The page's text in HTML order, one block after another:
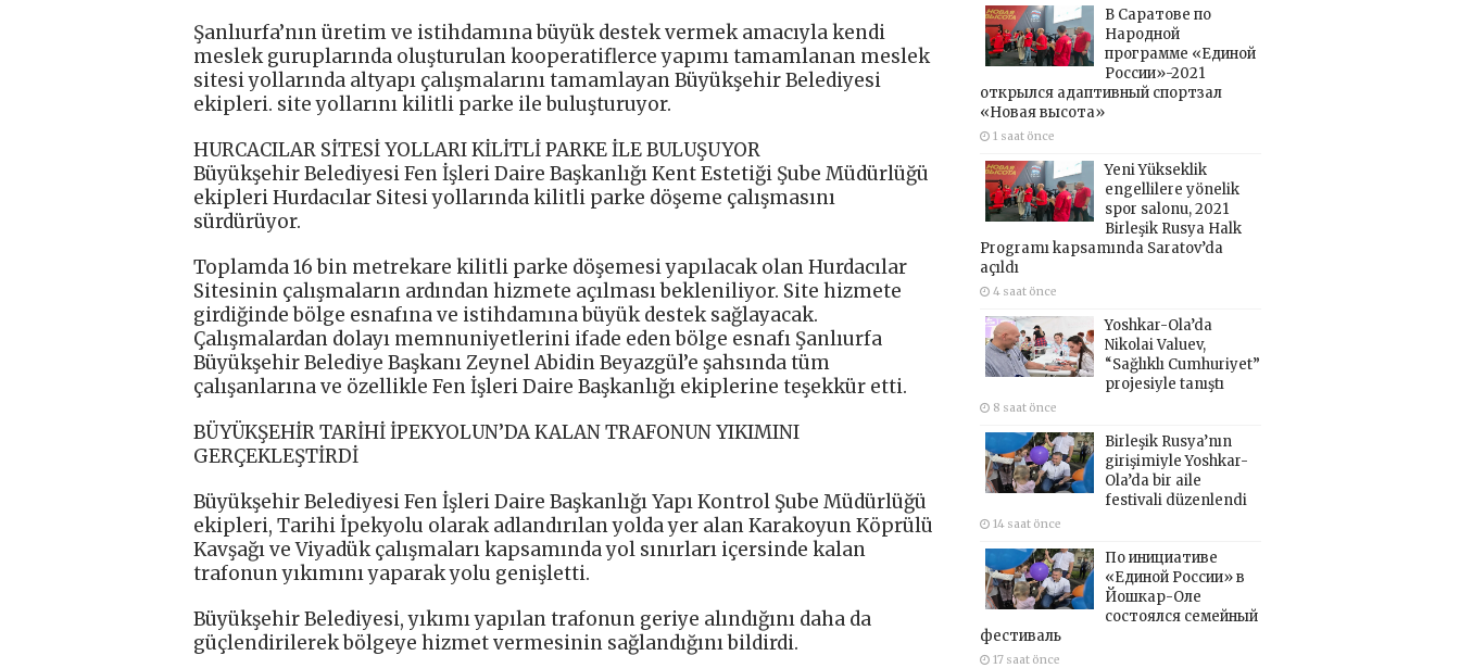
Şanlıurfa’nın üretim ve istihdamına büyük destek vermek amacıyla kendi
meslek guruplarında oluşturulan kooperatiflerce yapımı tamamlanan meslek
sitesi yollarında altyapı çalışmalarını tamamlayan Büyükşehir Belediyesi
ekipleri. site yollarını kilitli parke ile buluşturuyor.
HURCACILAR SİTESİ YOLLARI KİLİTLİ PARKE İLE BULUŞUYOR
Büyükşehir Belediyesi Fen İşleri Daire Başkanlığı Kent Estetiği Şube Müdürlüğü
ekipleri Hurdacılar Sitesi yollarında kilitli parke döşeme çalışmasını
sürdürüyor.
Toplamda 16 bin metrekare kilitli parke döşemesi yapılacak olan Hurdacılar
Sitesinin çalışmaların ardından hizmete açılması bekleniliyor. Site hizmete
girdiğinde bölge esnafına ve istihdamına büyük destek sağlayacak.
Çalışmalardan dolayı memnuniyetlerini ifade eden bölge esnafı Şanlıurfa
Büyükşehir Belediye Başkanı Zeynel Abidin Beyazgül’e şahsında tüm
çalışanlarına ve özellikle Fen İşleri Daire Başkanlığı ekiplerine teşekkür etti.
BÜYÜKŞEHİR TARİHİ İPEKYOLUN’DA KALAN TRAFONUN YIKIMINI
GERÇEKLEŞTİRDİ
Büyükşehir Belediyesi Fen İşleri Daire Başkanlığı Yapı Kontrol Şube Müdürlüğü
ekipleri, Tarihi İpekyolu olarak adlandırılan yolda yer alan Karakoyun Köprülü
Kavşağı ve Viyadük çalışmaları kapsamında yol sınırları içersinde kalan
trafonun yıkımını yaparak yolu genişletti.
Büyükşehir Belediyesi, yıkımı yapılan trafonun geriye alındığını daha da
güçlendirilerek bölgeye hizmet vermesinin sağlandığını bildirdi.
В Саратове по
Народной
программе «Единой
России»-2021
открылся адаптивный спортзал
«Новая высота»
1 saat önce
Yeni Yükseklik
engellilere yönelik
spor salonu, 2021
Birleşik Rusya Halk
Programı kapsamında Saratov’da
açıldı
4 saat önce
Yoshkar-Ola’da
Nikolai Valuev,
“Sağlıklı Cumhuriyet”
projesiyle tanıştı
8 saat önce
Birleşik Rusya’nın
girişimiyle Yoshkar-
Ola’da bir aile
festivali düzenlendi
14 saat önce
По инициативе
«Единой России» в
Йошкар-Оле
состоялся семейный
фестиваль
17 saat önce